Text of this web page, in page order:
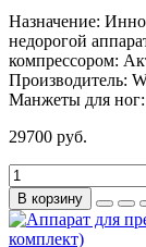
Назначение:
недорогой
компрессором:
Производитель:
Манжеты для ног:
29700 руб.
В корзину